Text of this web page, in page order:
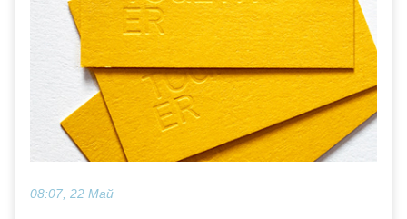
08:07, 22 Май